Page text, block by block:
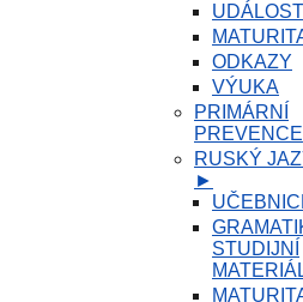
UDÁLOSTI
ODKAZY
VÝUKA
PRIMÁRNÍ
PREVENCE
RUSKÝ
►
STUDIJNÍ